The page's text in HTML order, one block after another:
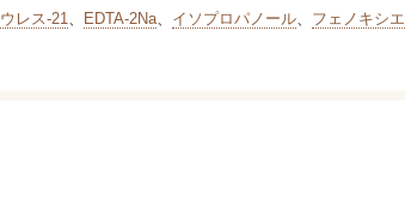
レス-21、 EDTA-2Na、 イソプロパノール、 フェノキシエ